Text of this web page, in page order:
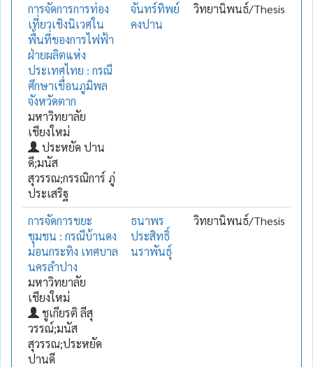
การจัดการการท่อง
เที่ยวเชิงนิเวศใน
พื้นที่ของการไฟฟ้า
ฝ่ายผลิตแห่ง
ประเทศไทย : กรณี
ศึกษาเขื่อนภูมิพล
จังหวัดตาก
มหาวิทยาลัย
เชียงใหม่
ประหยัด ปาน
ดี;มนัส
สุวรรณ;กรรณิการ์ ภู่
ประเสริฐ
จันทร์ทิพย์
คงปาน
วิทยานิพนธ์/Thesis
การจัดการขยะ
ชุมชน : กรณีบ้านดง
ม่อนกระทิง เทศบาล
นครลำปาง
มหาวิทยาลัย
เชียงใหม่
ชูเกียรติ ลีสุ
วรรณ์;มนัส
สุวรรณ;ประหยัด
ปานดี
ธนาพร
ประสิทธิ์
นราพันธุ์
วิทยานิพนธ์/Thesis